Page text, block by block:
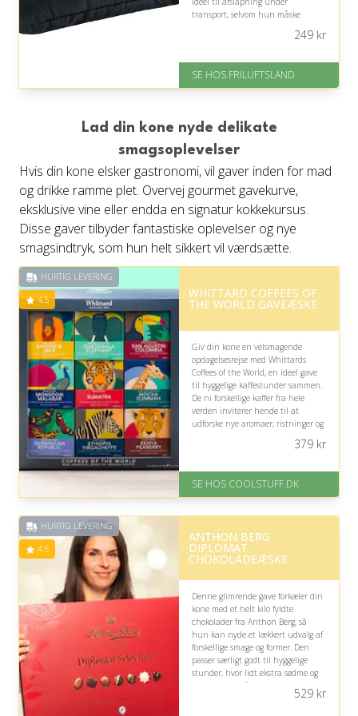
transport, selvom hun måske
På lager
Levering: 1-2 hverdage
249kr
SE HOS FRILUFTSLAND
Lad din kone nyde delikate
smagsoplevelser
Hvis din kone elsker gastronomi, vil gaver inden for mad
og drikke ramme plet. Overvej gourmet gavekurve,
eksklusive vine eller endda en signatur kokkekursus.
Disse gaver tilbyder fantastiske oplevelser og nye
smagsindtryk, som hun helt sikkert vil værdsætte.
HURTIG LEVERING
4.5 WHITTARD COFFEES OF
THE WORLD GAVEÆSKE
Giv din kone en velsmagende
opdagelsesrejse med Whittards
Coffees of the World, en ideel gave
til hyggelige kaffestunder sammen.
De ni forskellige kaffer fra hele
verden inviterer hende til at
udforske nye aromaer, ristninger og
På lager
Levering: Standard leveringstid
Fremragende Trustpilot rating
379kr
SE HOS COOLSTUFF.DK
HURTIG LEVERING
4.5
ANTHON BERG
DIPLOMAT
CHOKOLADEÆSKE
Denne glimrende gave forkæler din
kone med et helt kilo fyldte
chokolader fra Anthon Berg, så
hun kan nyde et lækkert udvalg af
forskellige smage og former. Den
passer særligt godt til hyggelige
stunder, hvor lidt ekstra sødme og
forkælelse er på sin plads.
529kr